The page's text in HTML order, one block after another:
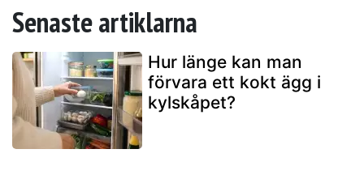
Senaste artiklarna
Hur länge kan man
förvara ett kokt ägg i
kylskåpet?